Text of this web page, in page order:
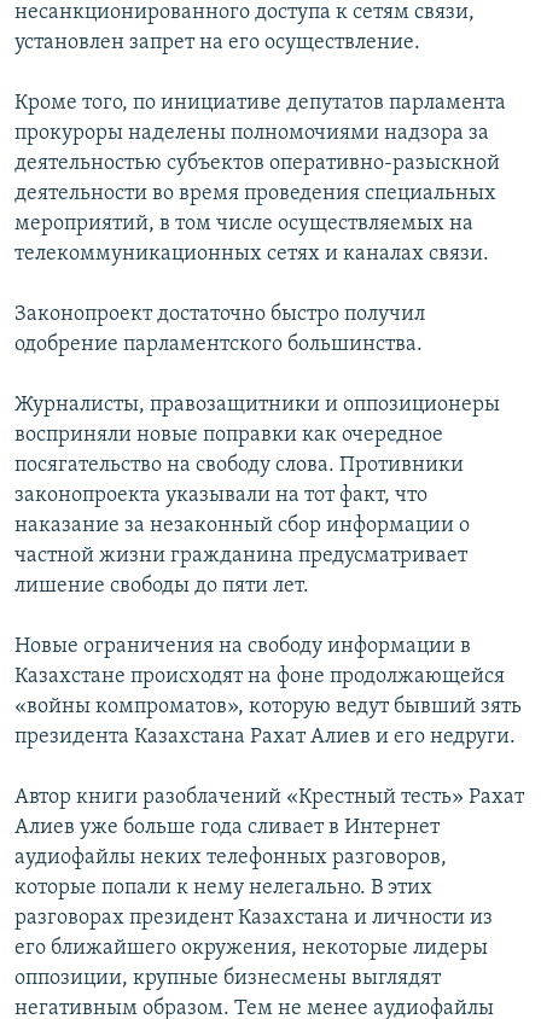
несанкционированного доступа к сетям связи,
установлен запрет на его осуществление.
Кроме того, по инициативе депутатов парламента
прокуроры наделены полномочиями надзора за
деятельностью субъектов оперативно-разыскной
деятельности во время проведения специальных
мероприятий, в том числе осуществляемых на
телекоммуникационных сетях и каналах связи.
Законопроект достаточно быстро получил
одобрение парламентского большинства.
Журналисты, правозащитники и оппозиционеры
восприняли новые поправки как очередное
посягательство на свободу слова. Противники
законопроекта указывали на тот факт, что
наказание за незаконный сбор информации о
частной жизни гражданина предусматривает
лишение свободы до пяти лет.
Новые ограничения на свободу информации в
Казахстане происходят на фоне продолжающейся
«войны компроматов», которую ведут бывший зять
президента Казахстана Рахат Алиев и его недруги.
Автор книги разоблачений «Крестный тесть» Рахат
Алиев уже больше года сливает в Интернет
аудиофайлы неких телефонных разговоров,
которые попали к нему нелегально. В этих
разговорах президент Казахстана и личности из
его ближайшего окружения, некоторые лидеры
оппозиции, крупные бизнесмены выглядят
негативным образом. Тем не менее аудиофайлы